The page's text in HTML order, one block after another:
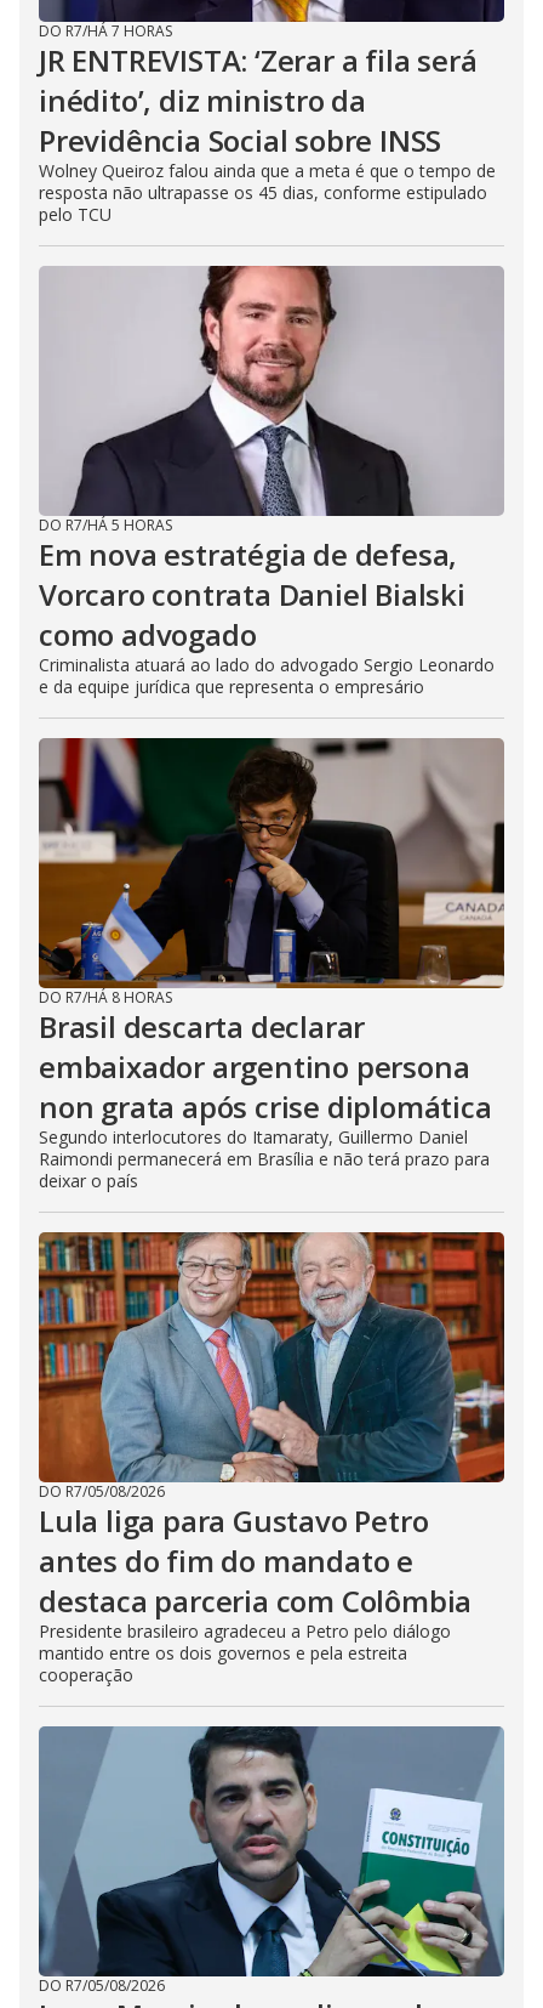
DO R7/HÁ 7 HORAS
JR ENTREVISTA: ‘Zerar a fila será
inédito’, diz ministro da
Previdência Social sobre INSS
Wolney Queiroz falou ainda que a meta é que o tempo de
resposta não ultrapasse os 45 dias, conforme estipulado
pelo TCU
DO R7/HÁ 5 HORAS
Em nova estratégia de defesa,
Vorcaro contrata Daniel Bialski
como advogado
Criminalista atuará ao lado do advogado Sergio Leonardo
e da equipe jurídica que representa o empresário
DO R7/HÁ 8 HORAS
Brasil descarta declarar
embaixador argentino persona
non grata após crise diplomática
Segundo interlocutores do Itamaraty, Guillermo Daniel
Raimondi permanecerá em Brasília e não terá prazo para
deixar o país
DO R7/05/08/2026
Lula liga para Gustavo Petro
antes do fim do mandato e
destaca parceria com Colômbia
Presidente brasileiro agradeceu a Petro pelo diálogo
mantido entre os dois governos e pela estreita
cooperação
DO R7/05/08/2026